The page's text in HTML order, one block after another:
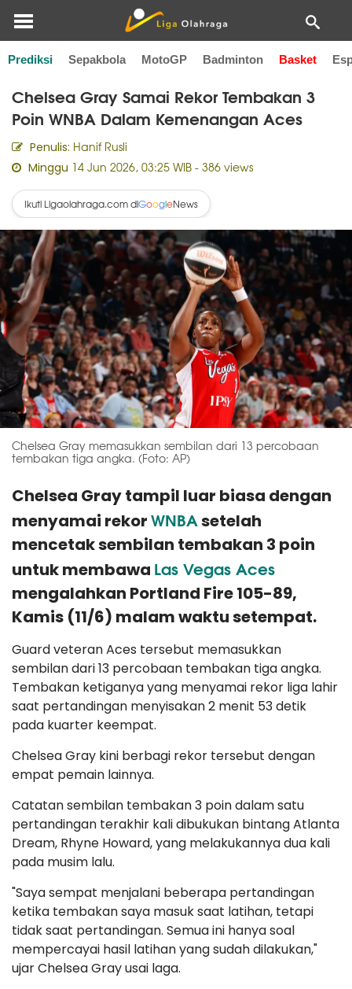
Prediksi Sepakbola MotoGP Badminton Basket
Home Basket
Chelsea Gray Samai Rekor Tembakan 3
Poin WNBA Dalam Kemenangan Aces
Penulis: Hanif Rusli
Minggu 14 Jun 2026, 03:25 WIB - 386 views
Ikuti Ligaolahraga.com diGoogleNews
Chelsea Gray memasukkan sembilan dari 13 percobaan
tembakan tiga angka. (Foto: AP)
Chelsea Gray tampil luar biasa dengan
menyamai rekorWNBAsetelah
mencetak sembilan tembakan 3 poin
untuk membawa Las Vegas Aces
mengalahkan Portland Fire 105-89,
Kamis (11/6) malam waktu setempat.
Guard veteran Aces tersebut memasukkan
sembilan dari 13 percobaan tembakan tiga angka.
Tembakan ketiganya yang menyamai rekor liga lahir
saat pertandingan menyisakan 2 menit 53 detik
pada kuarter keempat.
Chelsea Gray kini berbagi rekor tersebut dengan
empat pemain lainnya.
Catatan sembilan tembakan 3 poin dalam satu
pertandingan terakhir kali dibukukan bintang Atlanta
Dream, Rhyne Howard, yang melakukannya dua kali
pada musim lalu.
"Saya sempat menjalani beberapa pertandingan
ketika tembakan saya masuk saat latihan, tetapi
tidak saat pertandingan. Semua ini hanya soal
mempercayai hasil latihan yang sudah dilakukan,"
ujar Chelsea Gray usai laga.